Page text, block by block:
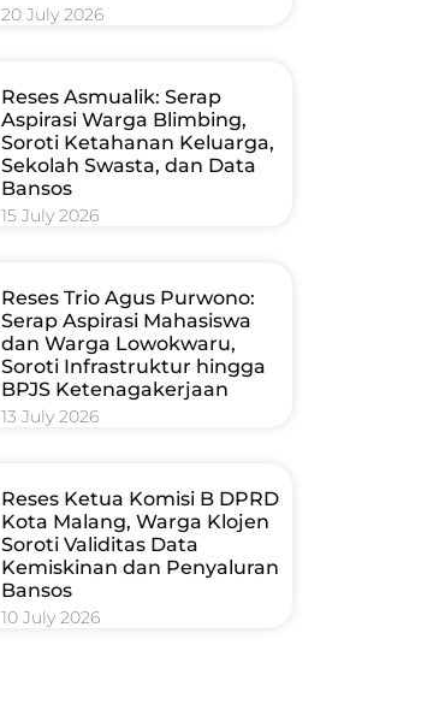
20 July 2026
Reses Asmualik: Serap
Aspirasi Warga Blimbing,
Soroti Ketahanan Keluarga,
Sekolah Swasta, dan Data
Bansos
15 July 2026
Reses Trio Agus Purwono:
Serap Aspirasi Mahasiswa
dan Warga Lowokwaru,
Soroti Infrastruktur hingga
BPJS Ketenagakerjaan
13 July 2026
Reses Ketua Komisi B DPRD
Kota Malang, Warga Klojen
Soroti Validitas Data
Kemiskinan dan Penyaluran
Bansos
10 July 2026